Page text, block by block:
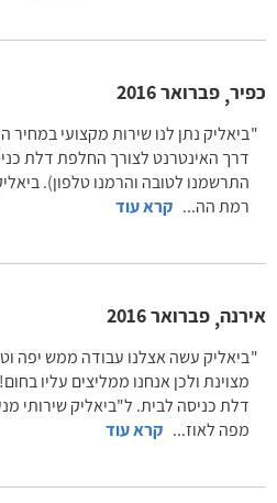
כפיר,פברואר 2016
ביאליק נתן לנו שירות מקצועי במחיר
דרך האינטרנט לצורך החלפת דלת
התרשמנו לטובה והרמנו טלפון).
רמת הה... קרא עוד
אירנה,פברואר 2016
ביאליק עשה אצלנו עבודה ממש יפה
מצוינת ולכן אנחנו ממליצים עליו
דלת כניסה לבית. ל"ביאליק שירותי
מפה לאוז... קרא עוד